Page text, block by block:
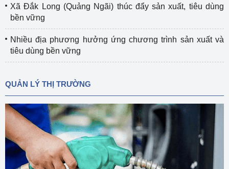
Xã Đắk Long (Quảng Ngãi) thúc đẩy sản xuất, tiêu dùng
bền vững
Nhiều địa phương hưởng ứng chương trình sản xuất và
tiêu dùng bền vững
QUẢN LÝ THỊ TRƯỜNG